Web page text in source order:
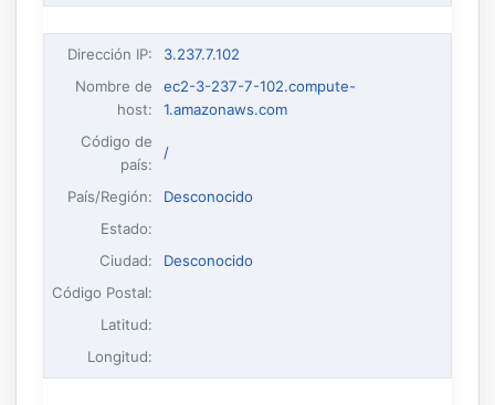
Dirección IP:
3.237.7.102
Nombre de
host:
ec2-3-237-7-102.compute-
1.amazonaws.com
Código de
país:
/
País/Región:
Desconocido
Estado:
Ciudad:
Desconocido
Código Postal:
Latitud:
Longitud: